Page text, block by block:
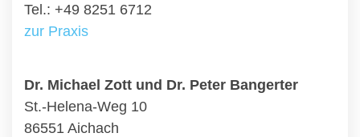
Tel.: +49 8251 6712
zur Praxis
Dr. Michael Zott und Dr. Peter Bangerter
St.-Helena-Weg 10
86551 Aichach